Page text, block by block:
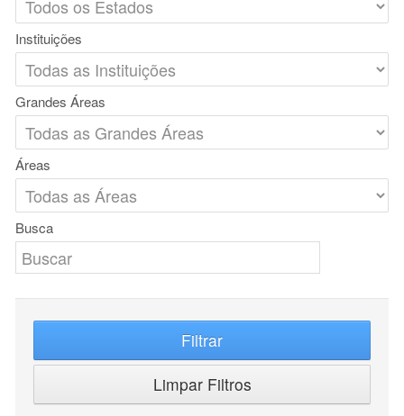
Instituições
Grandes Áreas
Áreas
Busca
Filtrar
Limpar Filtros